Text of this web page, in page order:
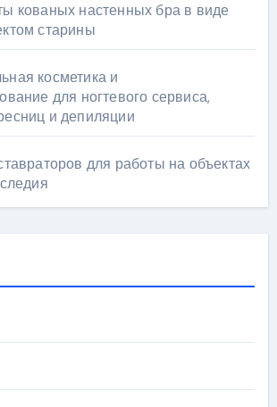
кованых настенных бра в виде
старины
косметика и
для ногтевого сервиса,
и депиляции
для работы на объектах